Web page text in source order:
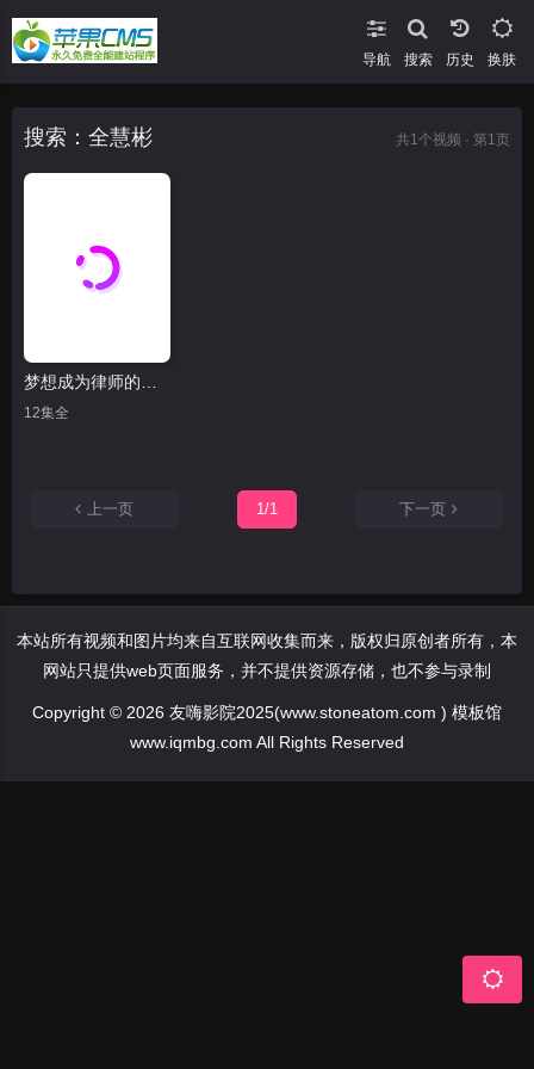
导航 搜索 换肤
搜索：全慧彬 共1 个视频 · 第1页
梦想成为律师的律师们
12集全
上一页 1/1 下一页
本站所有视频和图片均来自互联网收集而来，版权归原创者所有，本
网站只提供web页面服务，并不提供资源存储，也不参与录制
Copyright © 2026 友嗨影院2025(www.stoneatom.com ) 模板馆
www.iqmbg.com All Rights Reserved